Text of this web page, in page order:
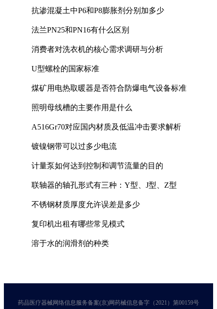
抗渗混凝土中P6和P8膨胀剂分别加多少
法兰PN25和PN16有什么区别
消费者对洗衣机的核心需求调研与分析
U型螺栓的国家标准
煤矿用电热取暖器是否符合防爆电气设备标准
照明母线槽的主要作用是什么
A516Gr70对应国内材质及低温冲击要求解析
镀镍钢带可以过多少电流
计量泵如何达到控制和调节流量的目的
联轴器的轴孔形式有三种：Y型、J型、Z型
不锈钢材质厚度允许误差是多少
复印机出租有哪些常见模式
溶于水的润滑剂的种类
药品医疗器械网络信息服务备案(京)网药械信息备字（2021）第00159号